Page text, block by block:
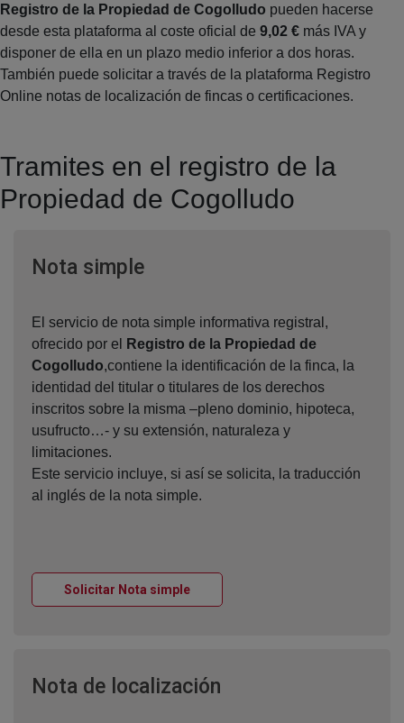
Registro de la Propiedad de Cogolludo pueden hacerse
desde esta plataforma al coste oficial de 9,02 € más IVA y
disponer de ella en un plazo medio inferior a dos horas.
También puede solicitar a través de la plataforma Registro
Online notas de localización de fincas o certificaciones.
Tramites en el registro de la
Propiedad de Cogolludo
Nota simpleVentana nueva
El servicio de nota simple informativa registral,
ofrecido por el
Registro de la Propiedad de
Cogolludo,contiene la identificación de la finca, la
identidad del titular o titulares de los derechos
inscritos sobre la misma –pleno dominio, hipoteca,
usufructo…- y su extensión, naturaleza y
limitaciones.
Este servicio incluye, si así se solicita, la traducción
al inglés de la nota simple.
Solicitar Nota simpleVentana nueva
Nota de localización